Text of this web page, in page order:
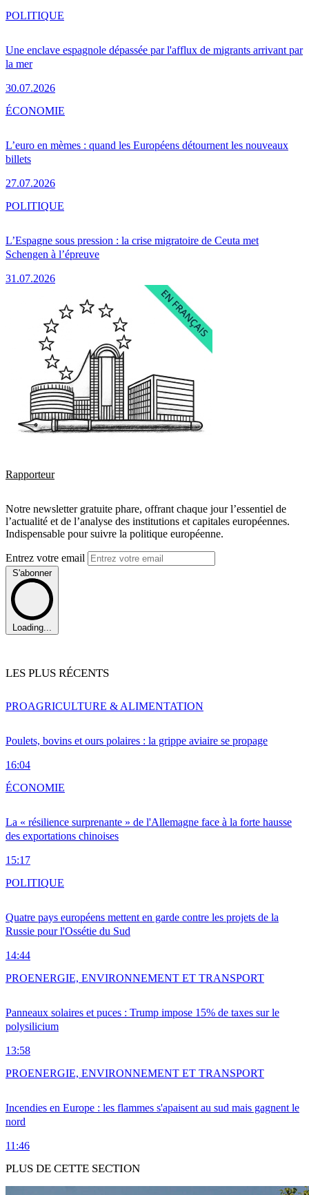
Une enclave espagnole dépassée par l'afflux de migrants arrivant par
la mer
30.07.2026
POLITIQUE
L’euro en mèmes : quand les Européens détournent les nouveaux
billets
27.07.2026
ÉCONOMIE
L’Espagne sous pression : la crise migratoire de Ceuta met
Schengen à l’épreuve
31.07.2026
POLITIQUE
Rapporteur
Notre newsletter gratuite phare, offrant chaque jour l’essentiel de
l’actualité et de l’analyse des institutions et capitales européennes.
Indispensable pour suivre la politique européenne.
Entrez votre email
S'abonner
Loading...
LES PLUS RÉCENTS
Poulets, bovins et ours polaires : la grippe aviaire se propage
16:04
PROAGRICULTURE & ALIMENTATION
La « résilience surprenante » de l'Allemagne face à la forte hausse
des exportations chinoises
15:17
ÉCONOMIE
Quatre pays européens mettent en garde contre les projets de la
Russie pour l'Ossétie du Sud
14:44
POLITIQUE
Panneaux solaires et puces : Trump impose 15% de taxes sur le
polysilicium
13:58
PROENERGIE, ENVIRONNEMENT ET TRANSPORT
Incendies en Europe : les flammes s'apaisent au sud mais gagnent le
nord
11:46
PROENERGIE, ENVIRONNEMENT ET TRANSPORT
PLUS DE CETTE SECTION